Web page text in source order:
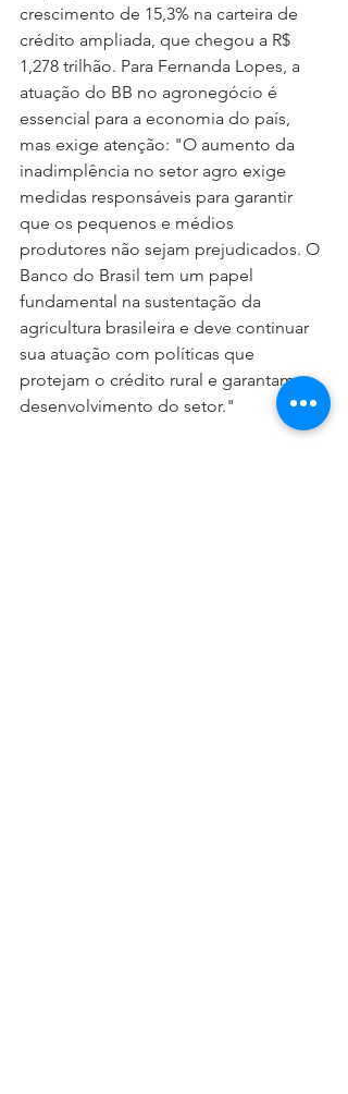
crescimento de 15,3% na carteira de
crédito ampliada, que chegou a R$
1,278 trilhão. Para Fernanda Lopes, a
atuação do BB no agronegócio é
essencial para a economia do país,
mas exige atenção: "O aumento da
inadimplência no setor agro exige
medidas responsáveis para garantir
que os pequenos e médios
produtores não sejam prejudicados. O
Banco do Brasil tem um papel
fundamental na sustentação da
agricultura brasileira e deve continuar
sua atuação com políticas que
protejam o crédito rural e garantam o
desenvolvimento do setor."